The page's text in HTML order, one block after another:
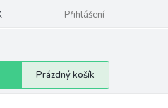
Přihlášení
Nákupní
košík
Prázdný košík